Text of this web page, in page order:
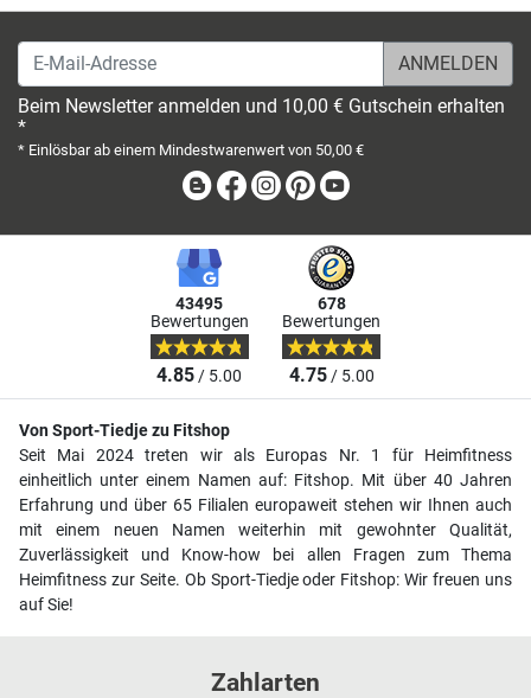
E-Mail-Adresse
Beim Newsletter anmelden und 10,00 € Gutschein erhalten
*
* Einlösbar ab einem Mindestwarenwert von 50,00 €
BlogFacebook
Instagram
Pinterest
43495
Bewertungen
4.85/ 5.00
678
Bewertungen
4.75/ 5.00
Von Sport-Tiedje zu Fitshop
Seit Mai 2024 treten wir als Europas Nr. 1 für Heimfitness
einheitlich unter einem Namen auf: Fitshop. Mit über 40 Jahren
Erfahrung und über 65 Filialen europaweit stehen wir Ihnen auch
mit einem neuen Namen weiterhin mit gewohnter Qualität,
Zuverlässigkeit und Know-how bei allen Fragen zum Thema
Heimfitness zur Seite. Ob Sport-Tiedje oder Fitshop: Wir freuen uns
auf Sie!
Zahlarten